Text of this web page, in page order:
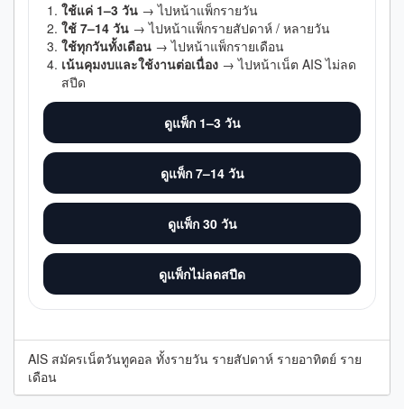
ใช้แค่ 1–3 วัน → ไปหน้าแพ็กรายวัน
ใช้ 7–14 วัน → ไปหน้าแพ็กรายสัปดาห์ / หลายวัน
ใช้ทุกวันทั้งเดือน → ไปหน้าแพ็กรายเดือน
เน้นคุมงบและใช้งานต่อเนื่อง → ไปหน้าเน็ต AIS ไม่ลด
สปีด
ดูแพ็ก 1–3 วัน
ดูแพ็ก 7–14 วัน
ดูแพ็ก 30 วัน
ดูแพ็กไม่ลดสปีด
AIS สมัครเน็ตวันทูคอล ทั้งรายวัน รายสัปดาห์ รายอาทิตย์ ราย
เดือน